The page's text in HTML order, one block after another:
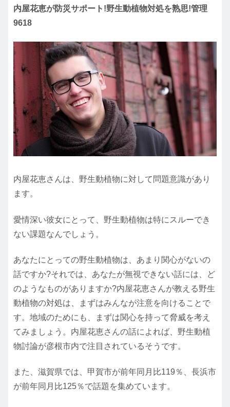
内屋花恵が防災サポート!野生動植物対処を熟思!管理
9618
内屋花恵さんは、野生動植物に対して問題意識があり
ます。
愛情深い彼女にとって、野生動植物は特にスルーでき
ない課題なんでしょう。
あなたにとっての野生動植物は、あまり関心がないの
話ですか?それでは、あなたが無視できない話には、ど
のようなものがありますか?内屋花恵さんが教える野生
動植物の対処は、まずはみんなが注意を向けることで
す。地域のためにも、まずは関心を持って脅威を考え
てみましょう。内屋花恵さんの話によれば、野生動植
物討論が彦根市内で注目されているそうです。
また、滋賀県では、甲賀市が前年同月比119％、長浜市
が前年同月比125％で話題を集めています。